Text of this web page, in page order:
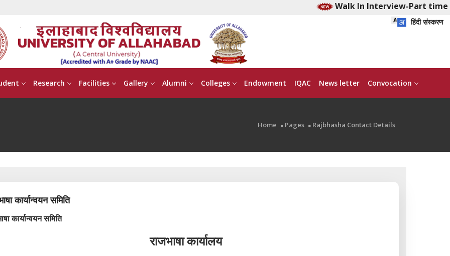
Walk In Interview-Part time
हिंदी संस्करण
Research Facilities Gallery Alumni Colleges Endowment IQAC News letter Convocation
Home Pages Rajbhasha Contact Details
कार्यान्वयन समिति
कार्यान्वयन समिति
राजभाषा कार्यालय